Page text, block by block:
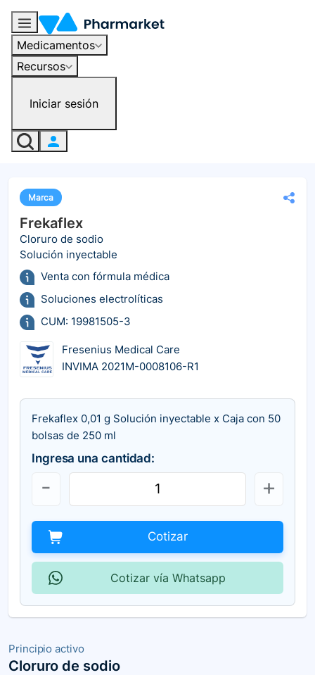
Medicamentos
Recursos
Iniciar sesión
Principio activo
Cloruro de sodio
Marca
Frekaflex
Cloruro de sodio
Solución inyectable
Venta con fórmula médica
Soluciones electrolíticas
CUM: 19981505-3
Fresenius Medical Care
INVIMA 2021M-0008106-R1
Frekaflex 0,01 g Solución inyectable x Caja con 50
bolsas de 250 ml
Ingresa una cantidad:
Cotizar
Cotizar vía Whatsapp